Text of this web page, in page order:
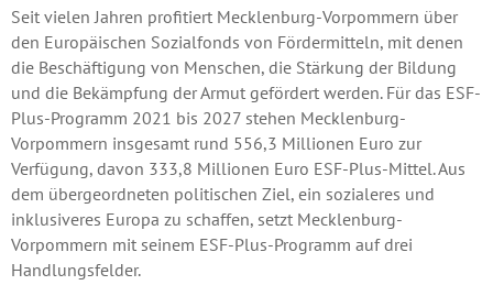
Seit vielen Jahren profitiert Mecklenburg-Vorpommern über
den Europäischen Sozialfonds von Fördermitteln, mit denen
die Beschäftigung von Menschen, die Stärkung der Bildung
und die Bekämpfung der Armut gefördert werden. Für das ESF-
Plus-Programm 2021 bis 2027 stehen Mecklenburg-
Vorpommern insgesamt rund 556,3 Millionen Euro zur
Verfügung, davon 333,8 Millionen Euro ESF-Plus-Mittel. Aus
dem übergeordneten politischen Ziel, ein sozialeres und
inklusiveres Europa zu schaffen, setzt Mecklenburg-
Vorpommern mit seinem ESF-Plus-Programm auf drei
Handlungsfelder.